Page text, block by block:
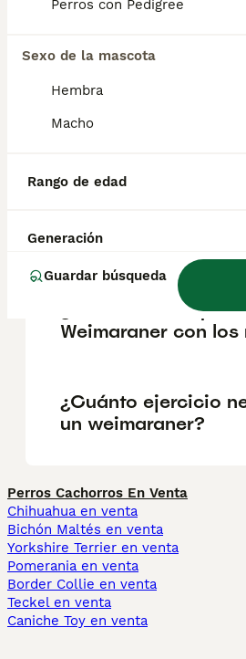
Perros con Pedigree
Sexo de la mascota
Hembra
Macho
Rango de edad
Generación
Guardar búsqueda
¿Es un Weimaraner
perro de casa?
Weimaraner?
¿Cómo son los
Weimaraner con los
¿Cuánto ejercicio
un weimaraner?
Perros Cachorros En Venta
Chihuahua en venta
Bichón Maltés en venta
Yorkshire Terrier en venta
Pomerania en venta
Border Collie en venta
Teckel en venta
Caniche Toy en venta